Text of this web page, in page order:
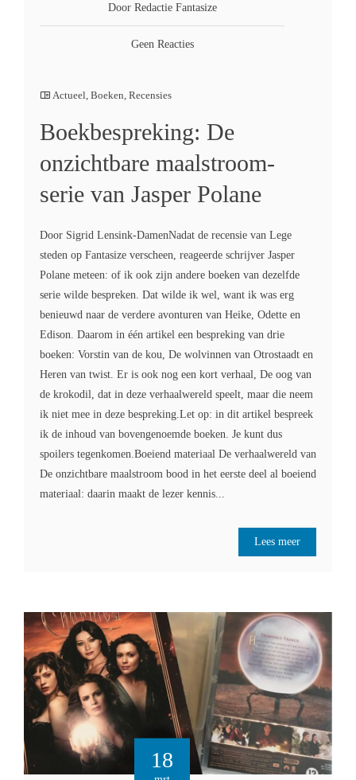
Door Redactie Fantasize
Geen Reacties
Actueel, Boeken, Recensies
Boekbespreking: De
onzichtbare maalstroom-
serie van Jasper Polane
Door Sigrid Lensink-DamenNadat de recensie van Lege
steden op Fantasize verscheen, reageerde schrijver Jasper
Polane meteen: of ik ook zijn andere boeken van dezelfde
serie wilde bespreken. Dat wilde ik wel, want ik was erg
benieuwd naar de verdere avonturen van Heike, Odette en
Edison. Daarom in één artikel een bespreking van drie
boeken: Vorstin van de kou, De wolvinnen van Otrostaadt en
Heren van twist. Er is ook nog een kort verhaal, De oog van
de krokodil, dat in deze verhaalwereld speelt, maar die neem
ik niet mee in deze bespreking.Let op: in dit artikel bespreek
ik de inhoud van bovengenoemde boeken. Je kunt dus
spoilers tegenkomen.Boeiend materiaal De verhaalwereld van
De onzichtbare maalstroom bood in het eerste deel al boeiend
materiaal: daarin maakt de lezer kennis...
Lees meer
18